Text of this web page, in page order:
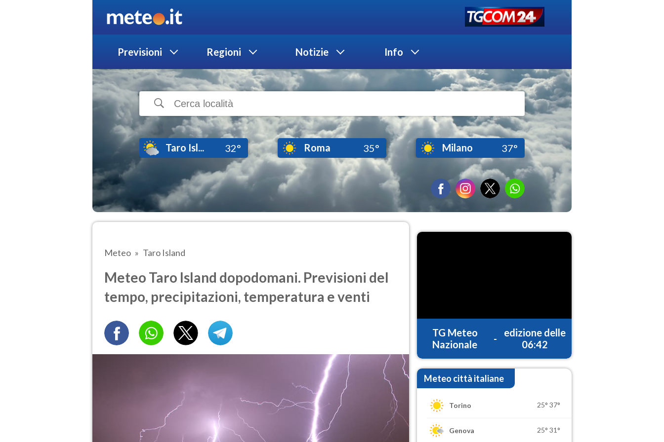
Previsioni Regioni Notizie Info
Taro Isl... 32° Roma 35° Milano 37°
Meteo Taro Island
Meteo Taro Island dopodomani. Previsioni del
tempo, precipitazioni, temperatura e venti
TG Meteo
Nazionale
-
edizione delle
06:42
Meteo città italiane
Torino 25° 37°
Genova 25° 31°